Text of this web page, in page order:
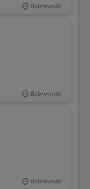
Bobrowniki
Bobrowniki
Bobrowniki